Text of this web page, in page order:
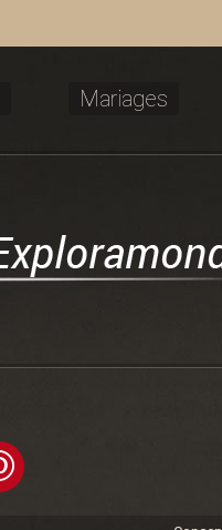
Mariages